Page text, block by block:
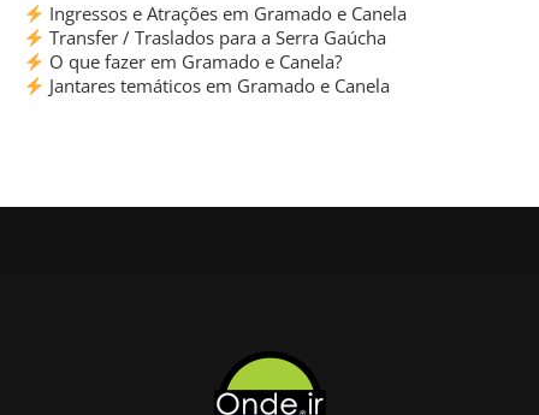
Ingressos e Atrações em Gramado e Canela
Transfer / Traslados para a Serra Gaúcha
O que fazer em Gramado e Canela?
Jantares temáticos em Gramado e Canela